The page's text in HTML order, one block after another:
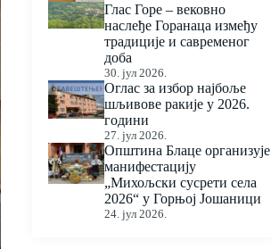
Глас Горе – вековно
наслеђе Горанаца између
традиције и савременог
доба
30. јул 2026.
Оглас за избор најбоље
шљивове ракије у 2026.
години
27. јул 2026.
Општина Блаце организује
манифестацију
„Михољски сусрети села
2026“ у Горњој Јошаници
24. јул 2026.